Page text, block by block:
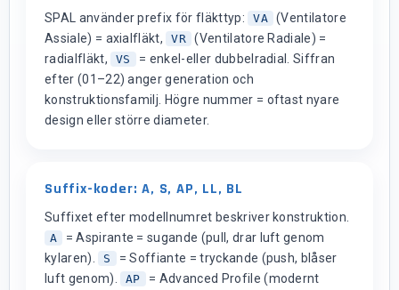
SPAL använder prefix för fläkttyp: VA
(Ventilatore
Assiale) = axialfläkt,
VR (Ventilatore Radiale) =
radialfläkt,
VS
= enkel-eller dubbelradial. Siffran
efter (01–22) anger generation och
konstruktionsfamilj. Högre nummer = oftast nyare
design eller större diameter.
Suffix-koder: A, S, AP, LL, BL
Suffixet efter modellnumret beskriver konstruktion.
A
= Aspirante = sugande (pull, drar luft genom
kylaren).
S
= Soffiante = tryckande (push, blåser
luft genom).
AP
= Advanced Profile (modernt